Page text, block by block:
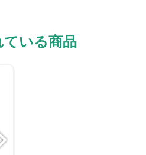
いる商品